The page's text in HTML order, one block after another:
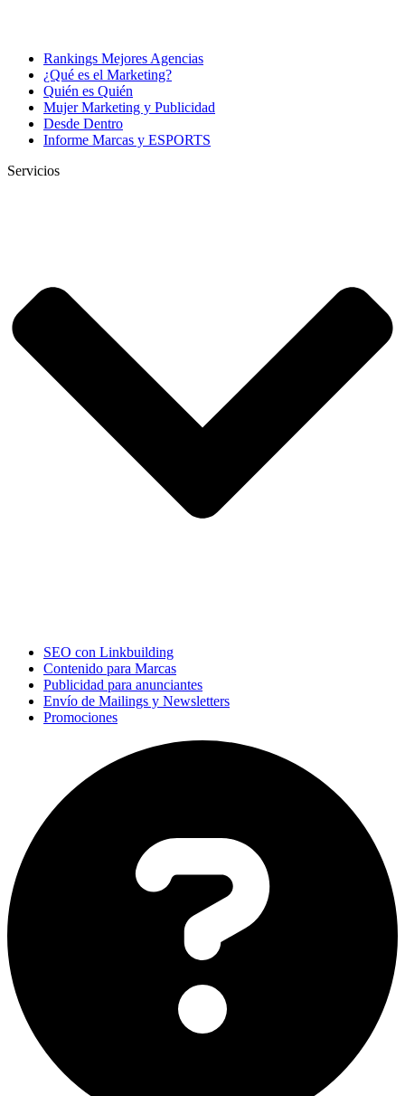
Rankings Mejores Agencias
¿Qué es el Marketing?
Quién es Quién
Mujer Marketing y Publicidad
Desde Dentro
Informe Marcas y ESPORTS
Servicios
SEO con Linkbuilding
Contenido para Marcas
Publicidad para anunciantes
Envío de Mailings y Newsletters
Promociones